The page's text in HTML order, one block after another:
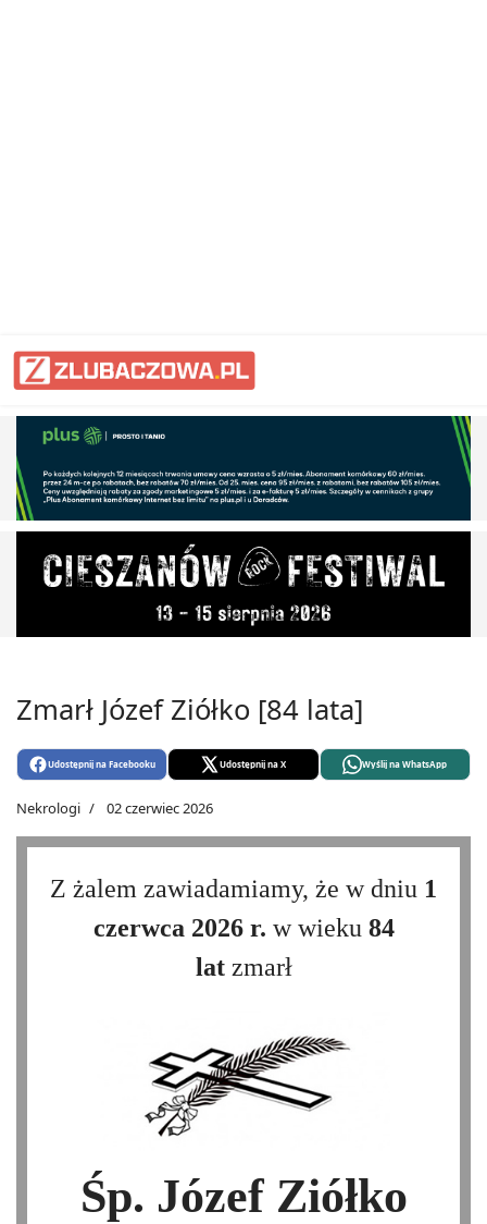
Zmarł Józef Ziółko [84 lata]
Udostępnij na Facebooku Udostępnij na X Wyślij na WhatsApp
Nekrologi 02 czerwiec 2026
Z żalem zawiadamiamy, że w dniu 1
czerwca 2026 r. w wieku 84
latzmarł
Śp. Józef Ziółko